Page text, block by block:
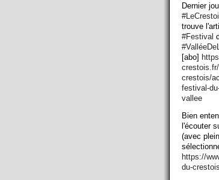
Dernier
#
trouve
#Festival
#
[abo]
crestois/
festival-
vallee
Bien
l'écouter
(avec
https://
du-